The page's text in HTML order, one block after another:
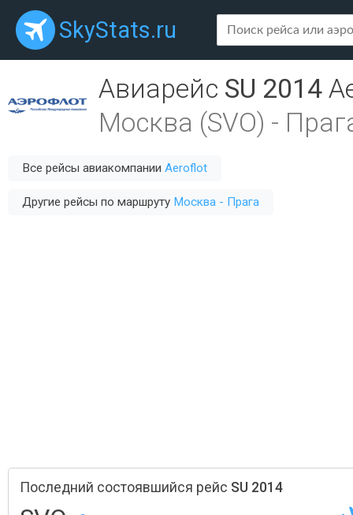
SkyStats.ru
Авиарейс SU 2014
Москва (SVO) -
Все рейсы авиакомпании Aeroflot
Другие рейсы по маршруту Москва - Прага
Последний состоявшийся рейс SU 2014